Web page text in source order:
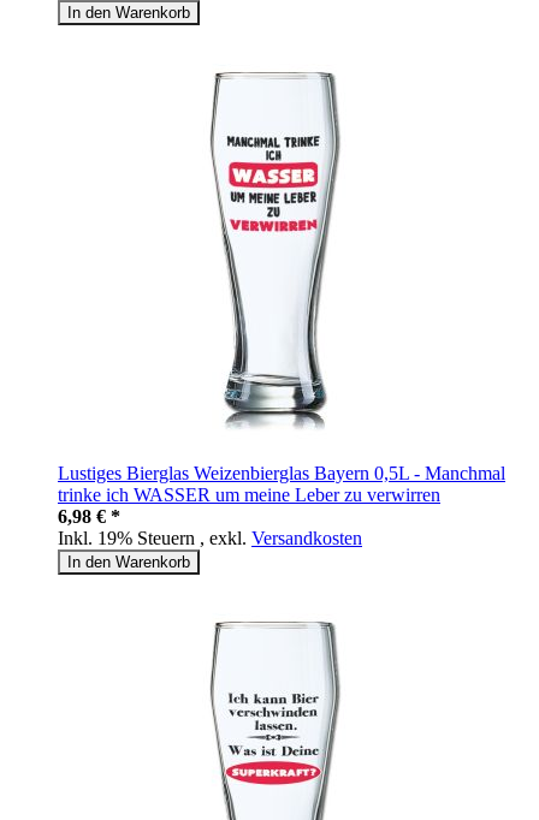
In den Warenkorb
Lustiges Bierglas Weizenbierglas Bayern 0,5L - Manchmal
trinke ich WASSER um meine Leber zu verwirren
6,98 € *
Inkl. 19% Steuern , exkl. Versandkosten
In den Warenkorb